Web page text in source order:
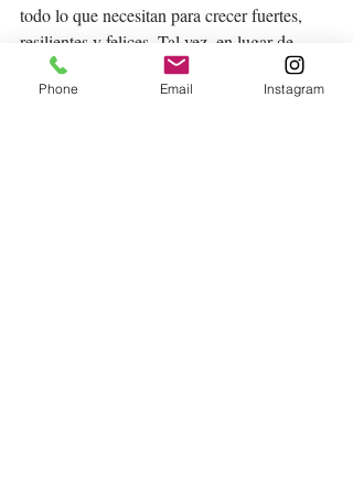
todo lo que necesitan para crecer fuertes,
resilientes y felices. Tal vez, en lugar de
buscar constantemente enriquecimiento en
entornos artificiales, deberíamos
Phone Email Instagram